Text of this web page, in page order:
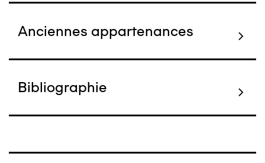
Anciennes appartenances
Bibliographie